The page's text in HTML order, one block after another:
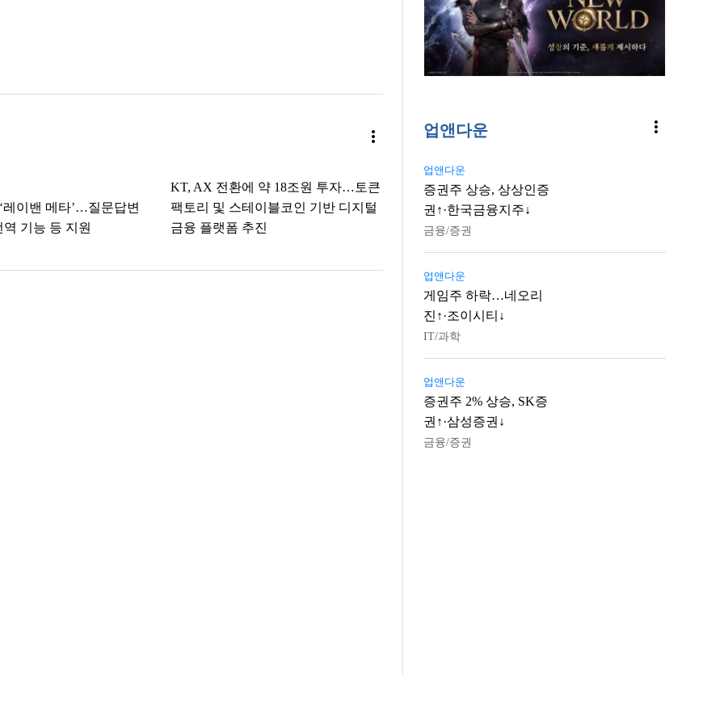
more_vert
레이밴 메타’…질문답변
기능 등 지원
KT, AX 전환에 약 18조원 투자…토큰
팩토리 및 스테이블코인 기반 디지털
금융 플랫폼 추진
업앤다운 more_vert
업앤다운
증권주 상승, 상상인증
권↑·한국금융지주↓
금융/증권
업앤다운
게임주 하락…네오리
진↑·조이시티↓
IT/과학
업앤다운
증권주 2% 상승, SK증
권↑·삼성증권↓
금융/증권